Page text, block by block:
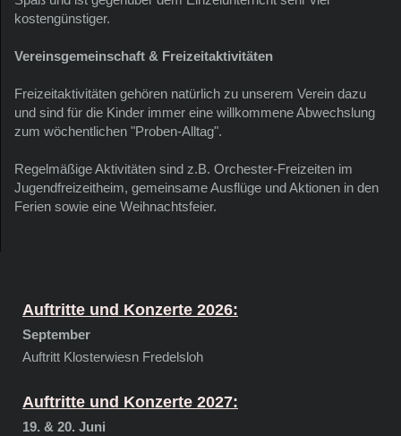
kostengünstiger.
Vereinsgemeinschaft & Freizeitaktivitäten
Freizeitaktivitäten gehören natürlich zu unserem Verein dazu
und sind für die Kinder immer eine willkommene Abwechslung
zum wöchentlichen "Proben-Alltag".
Regelmäßige Aktivitäten sind z.B. Orchester-Freizeiten im
Jugendfreizeitheim, gemeinsame Ausflüge und Aktionen in den
Ferien sowie eine Weihnachtsfeier.
Auftritte und Konzerte 2026:
September
Auftritt Klosterwiesn Fredelsloh
Auftritte und Konzerte 2027:
19. & 20. Juni